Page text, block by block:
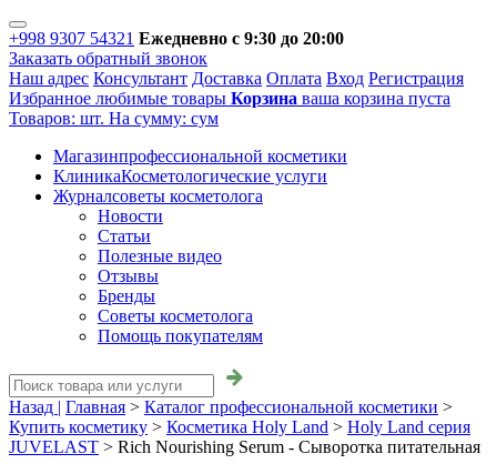
+998 9307 54321 Ежедневно с 9:30 до 20:00
Заказать обратный звонок
Наш адрес Консультант Доставка Оплата Вход Регистрация
Избранное любимые товары Корзина ваша корзина пуста
Товаров: шт. На сумму: сум
Магазинпрофессиональной косметики
КлиникаКосметологические услуги
Журналсоветы косметолога
Новости
Статьи
Полезные видео
Отзывы
Бренды
Советы косметолога
Помощь покупателям
Назад | Главная > Каталог профессиональной косметики >
Купить косметику > Косметика Holy Land > Holy Land серия
JUVELAST > Rich Nourishing Serum - Сыворотка питательная